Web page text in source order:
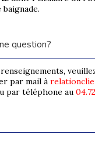
question?
par mail à
par téléphone au